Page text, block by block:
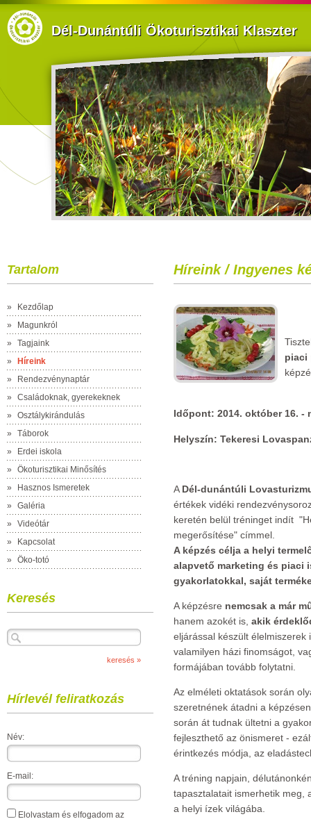
Dél-Dunántúli Ökoturisztikai Klaszter
Tartalom
»
Kezdőlap
»
Magunkról
»
Tagjaink
»
Híreink
»
Rendezvénynaptár
»
Családoknak, gyerekeknek
»
Osztálykirándulás
»
Táborok
»
Erdei iskola
»
Ökoturisztikai Minősítés
»
Hasznos Ismeretek
»
Galéria
»
Videótár
»
Kapcsolat
»
Öko-totó
Keresés
Hírlevél feliratkozás
Név:
E-mail:
Elolvastam és elfogadom az
Híreink / Ingyenes
piaci
Időpont: 2014. október 16. -
Helyszín: Tekeresi
A Dél-dunántúli
értékek vidéki
keretén belül tréninget indít
megerősítése" címmel.
A képzés célja a helyi
alapvető marketing és piaci
gyakorlatokkal, saját
A képzésre nemcsak a már
hanem azokét is, akik
eljárással készült
valamilyen házi finomságot,
formájában tovább folytatni.
Az elméleti oktatások során
szeretnének átadni a
során át tudnak ültetni a
fejleszthető az önismeret -
érintkezés módja, az
A tréning napjain,
tapasztalatait ismerhetik meg,
a helyi ízek világába.